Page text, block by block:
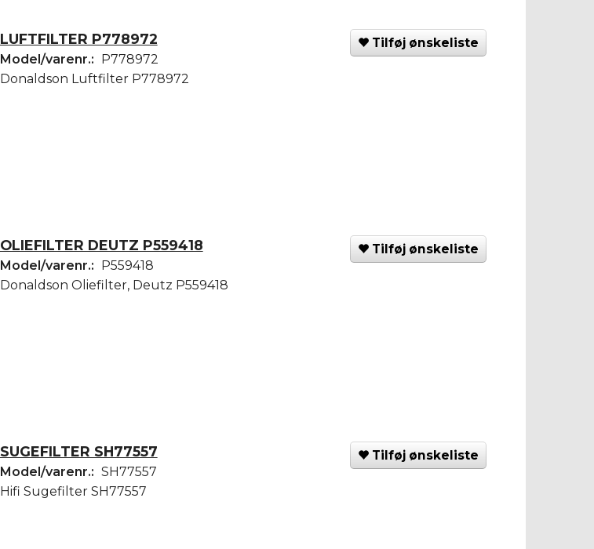
LUFTFILTER P778972
Model/varenr.: P778972
Donaldson Luftfilter P778972
Tilføj ønskeliste
OLIEFILTER DEUTZ P559418
Model/varenr.: P559418
Donaldson Oliefilter, Deutz P559418
Tilføj ønskeliste
SUGEFILTER SH77557
Model/varenr.: SH77557
Hifi Sugefilter SH77557
Tilføj ønskeliste